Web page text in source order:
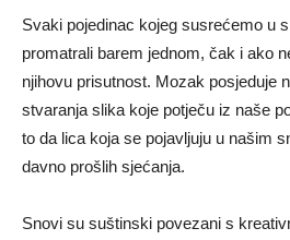
Svaki pojedinac kojeg susrećemo u
promatrali barem jednom, čak i ako
njihovu prisutnost. Mozak posjeduje
stvaranja slika koje potječu iz naše
to da lica koja se pojavljuju u našim
davno prošlih sjećanja.
Snovi su suštinski povezani s